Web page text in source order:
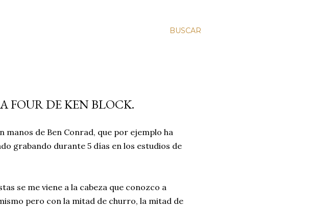
BUSCAR
FOUR DE KEN BLOCK.
manos de Ben Conrad, que por ejemplo ha
grabando durante 5 días en los estudios de
se me viene a la cabeza que conozco a
pero con la mitad de churro, la mitad de